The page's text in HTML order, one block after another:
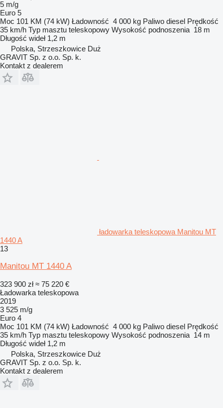
5 m/g
Euro 5
Moc 101 KM (74 kW) Ładowność 4 000 kg Paliwo diesel Prędkość
35 km/h Typ masztu teleskopowy Wysokość podnoszenia 18 m
Długość wideł 1,2 m
Polska, Strzeszkowice Duż
GRAVIT Sp. z o.o. Sp. k.
Kontakt z dealerem
ładowarka teleskopowa Manitou MT
1440 A
13
Manitou MT 1440 A
323 900 zł ≈ 75 220 €
Ładowarka teleskopowa
2019
3 525 m/g
Euro 4
Moc 101 KM (74 kW) Ładowność 4 000 kg Paliwo diesel Prędkość
35 km/h Typ masztu teleskopowy Wysokość podnoszenia 14 m
Długość wideł 1,2 m
Polska, Strzeszkowice Duż
GRAVIT Sp. z o.o. Sp. k.
Kontakt z dealerem